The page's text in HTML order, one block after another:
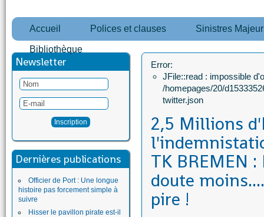
Accueil Polices et clauses Sinistres
Bibliothèque
Newsletter
Dernières publications
Officier de Port : Une longue
histoire pas forcement simple à
suivre
Hisser le pavillon pirate est-il
Error:
JFile::read : impossible
/homepages/20/
twitter.json
2,5 Millions
TK BREMEN :
doute
pire !